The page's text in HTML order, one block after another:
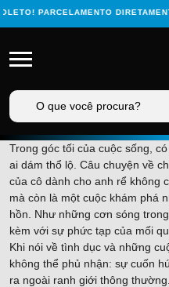
PARCELAMENTO
Trong góc tối của cuộc sống,
ai dám thổ lộ. Câu chuyện về
của cô dành cho anh rể không
mà còn là một cuộc khám phá
hồn. Như những cơn sóng
kèm với sự phức tạp của mối
Khi nói về tình dục và những
không thể phủ nhận: sự cuốn
ra ngoài ranh giới thông